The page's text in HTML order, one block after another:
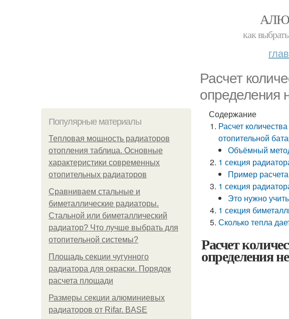
как
Расчет
определения
Популярные материалы
Тепловая мощность радиаторов
отопления таблица. Основные
характеристики современных
отопительных радиаторов
Сравниваем стальные и
биметаллические радиаторы.
Стальной или биметаллический
радиатор? Что лучше выбрать для
отопительной системы?
Площадь секции чугунного
радиатора для окраски. Порядок
расчета площади
Размеры секции алюминиевых
радиаторов от Rifar. BASE
Содержание
Расчет
отопительной
Объёмный
1 секция
Пример
1 секция
Это нужно
1 секция
Сколько тепла
Расчет
определения